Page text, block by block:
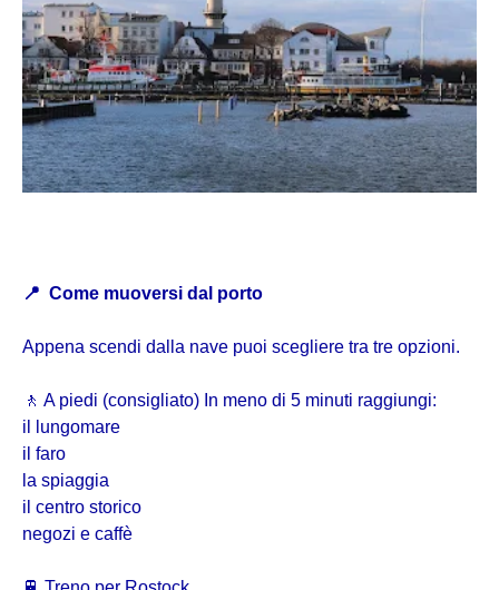
📍 Come muoversi dal porto
Appena scendi dalla nave puoi scegliere tra tre opzioni.
🚶 A piedi (consigliato) In meno di 5 minuti raggiungi:
il lungomare
il faro
la spiaggia
il centro storico
negozi e caffè